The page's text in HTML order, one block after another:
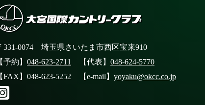
331-0074 埼玉県さいたま市西区宝来910
【予約】 048-623-2711 【代表】 048-624-5770
【FAX】048-623-5252 【e-mail】 yoyaku@okcc.co.jp